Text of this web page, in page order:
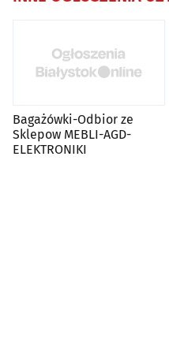
Bagażówki-Odbior ze
Sklepow MEBLI-AGD-
ELEKTRONIKI